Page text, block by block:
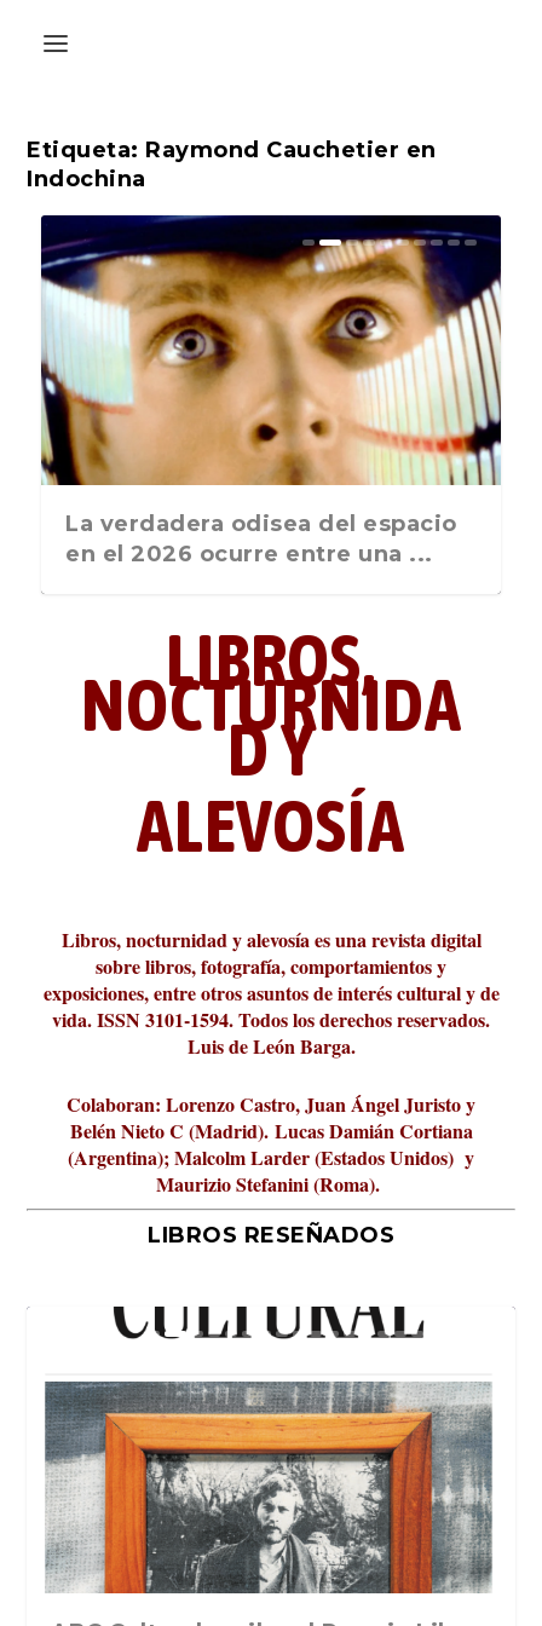
Etiqueta: Raymond Cauchetier en
Indochina
La última postal de la temporada
nos recuerda que nos vamos ...
La verdadera odisea del espacio
en el 2026 ocurre entre una ...
Liber 2026 al Fomento de la Le...
Revista Cultural Turia, númer...
10.000 pasos al día? Lo que d...
paisajística del mar de Sicil...
París
metafísicos de la novela ne...
LIBROS,
NOCTURNIDA
D Y
ALEVOSÍA
Libros, nocturnidad y alevosía es una revista digital
sobre libros, fotografía, comportamientos y
exposiciones, entre otros asuntos de interés cultural y de
vida. ISSN 3101-1594. Todos los derechos reservados.
Luis de León Barga.
Colaboran: Lorenzo Castro, Juan Ángel Juristo y
Belén Nieto C (Madrid). Lucas Damián Cortiana
(Argentina); Malcolm Larder (Estados Unidos) y
Maurizio Stefanini (Roma).
LIBROS RESEÑADOS